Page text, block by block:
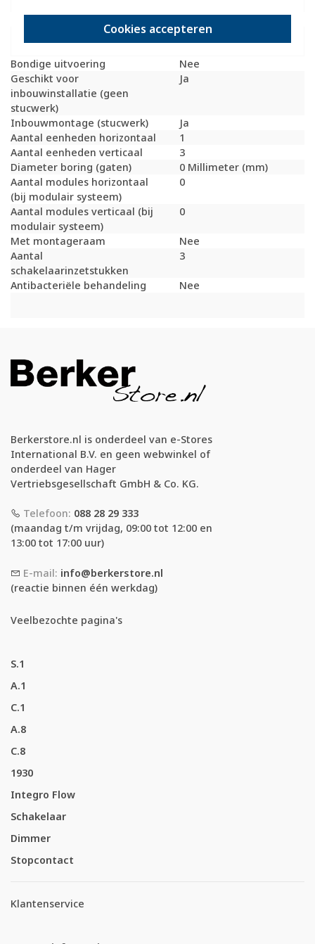
Cookies accepteren
Geschikt voor wandgoot
Ja
Ja
Bondige uitvoering
Nee
Geschikt voor
inbouwinstallatie (geen
stucwerk)
Ja
Inbouwmontage (stucwerk)
Ja
Aantal eenheden horizontaal
1
Aantal eenheden verticaal
3
Diameter boring (gaten)
0 Millimeter (mm)
Aantal modules horizontaal
(bij modulair systeem)
0
Aantal modules verticaal (bij
modulair systeem)
0
Met montageraam
Nee
Aantal
schakelaarinzetstukken
3
Antibacteriële behandeling Nee
Berkerstore.nl is onderdeel van e-Stores
International B.V. en geen webwinkel of
onderdeel van Hager
Vertriebsgesellschaft GmbH & Co. KG.
Telefoon: 088 28 29 333
(maandag t/m vrijdag, 09:00 tot 12:00 en
13:00 tot 17:00 uur)
E-mail: info@berkerstore.nl
(reactie binnen één werkdag)
Veelbezochte pagina's
S.1
A.1
C.1
A.8
C.8
1930
Integro Flow
Schakelaar
Dimmer
Stopcontact
Klantenservice